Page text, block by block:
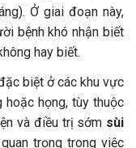
Ở giai đoạn này,
bệnh khó nhận biết
hay biết.
biệt ở các khu vực
hoặc họng, tùy thuộc
và điều trị sớm sùi
trọng trong việc